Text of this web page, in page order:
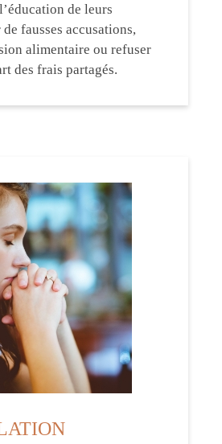
de leurs
fausses accusations,
alimentaire ou refuser
des frais partagés.